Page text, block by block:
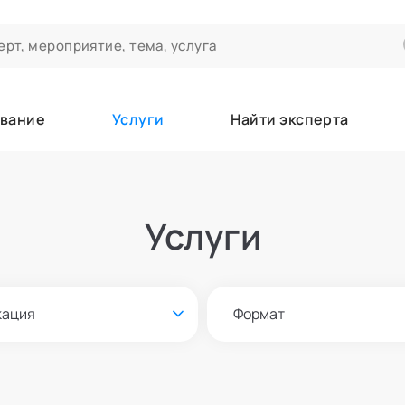
Услуги Найти эксперта
Услуги
Формат
вы зачисляетесь/уже зачислены в качестве слушателя